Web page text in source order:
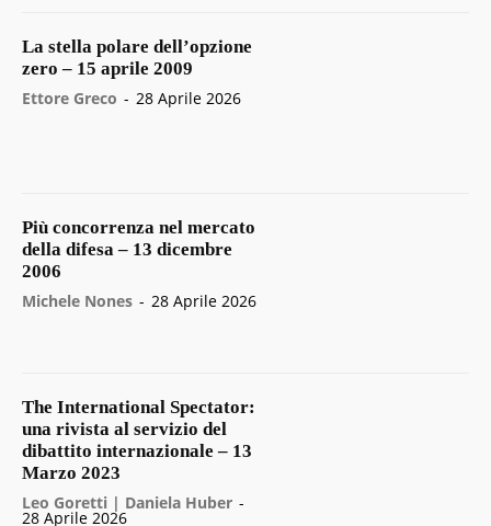
La stella polare dell’opzione
zero – 15 aprile 2009
Ettore Greco - 28 Aprile 2026
Più concorrenza nel mercato
della difesa – 13 dicembre
2006
Michele Nones - 28 Aprile 2026
The International Spectator:
una rivista al servizio del
dibattito internazionale – 13
Marzo 2023
Leo Goretti | Daniela Huber -
28 Aprile 2026